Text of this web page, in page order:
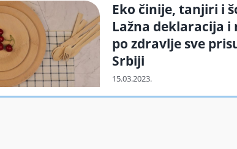
Eko činije, tanjiri i
Lažna deklaracija
po zdravlje sve
Srbiji